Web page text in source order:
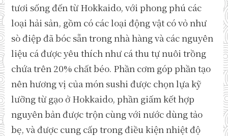
tươi sống đến từ Hokkaido, với phong phú các
loại hải sản, gồm có các loại động vật có vỏ như
sò điệp đã bóc sẵn trong nhà hàng và các nguyên
liệu cá được yêu thích như cá thu tự nuôi trồng
chứa trên 20% chất béo. Phần cơm góp phần tạo
nên hương vị của món sushi được chọn lựa kỹ
lưỡng từ gạo ở Hokkaido, phần giấm kết hợp
nguyên bản được trộn cùng với nước dùng tảo
bẹ, và được cung cấp trong điều kiện nhiệt độ